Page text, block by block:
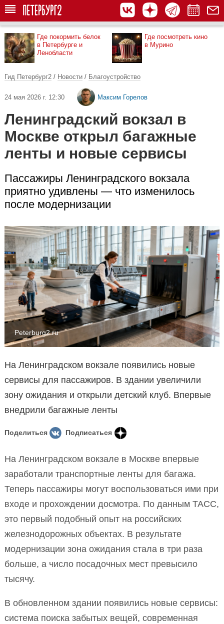
Где покормить белок
в Петербурге и
Ленобласти
Где посмотреть кино
в Мурино
Гид Петербург2 / Новости / Благоустройство
24 мая 2026 г. 12:30 Максим Горелов
Ленинградский вокзал в
Москве открыл багажные
ленты и новые сервисы
Пассажиры Ленинградского вокзала
приятно удивлены — что изменилось
после модернизации
Peterburg2.ru
На Ленинградском вокзале появились новые
сервисы для пассажиров. В здании увеличили
зону ожидания и открыли детский клуб. Впервые
внедрили багажные ленты
Поделиться Подписаться
На Ленинградском вокзале в Москве впервые
заработали транспортные ленты для багажа.
Теперь пассажиры могут воспользоваться ими при
входе и прохождении досмотра. По данным ТАСС,
это первый подобный опыт на российских
железнодорожных объектах. В результате
модернизации зона ожидания стала в три раза
больше, а число посадочных мест превысило
тысячу.
В обновленном здании появились новые сервисы:
система поиска забытых вещей, современная